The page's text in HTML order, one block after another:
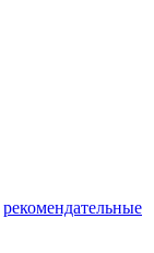
рекомендательные